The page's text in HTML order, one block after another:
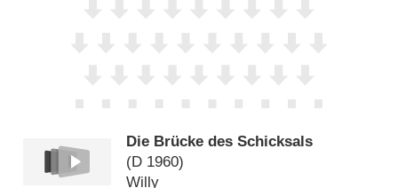
Die Brücke des Schicksals
(D 1960)
Willy